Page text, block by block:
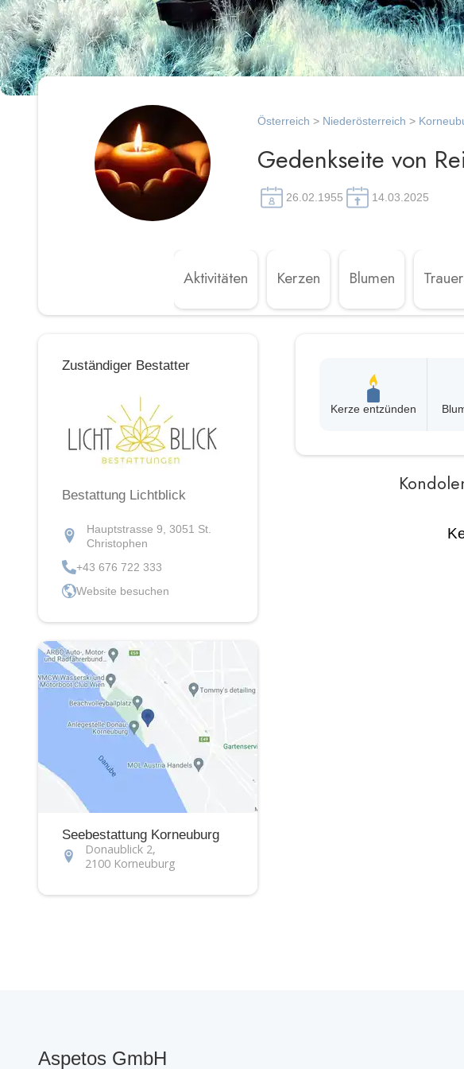
Österreich > Niederösterreich >
Gedenkseite von
26.02.1955 14.03.2025
Aktivitäten Kerzen Blumen
Zuständiger Bestatter
Bestattung Lichtblick
Hauptstrasse 9, 3051 St.
Christophen
+43 676 722 333
Website besuchen
Seebestattung Korneuburg
Donaublick 2,
2100 Korneuburg
Kerze entzünden
Aspetos GmbH